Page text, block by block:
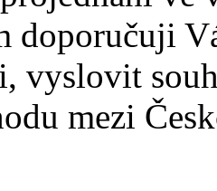
doporučuji
vyslovit
mezi